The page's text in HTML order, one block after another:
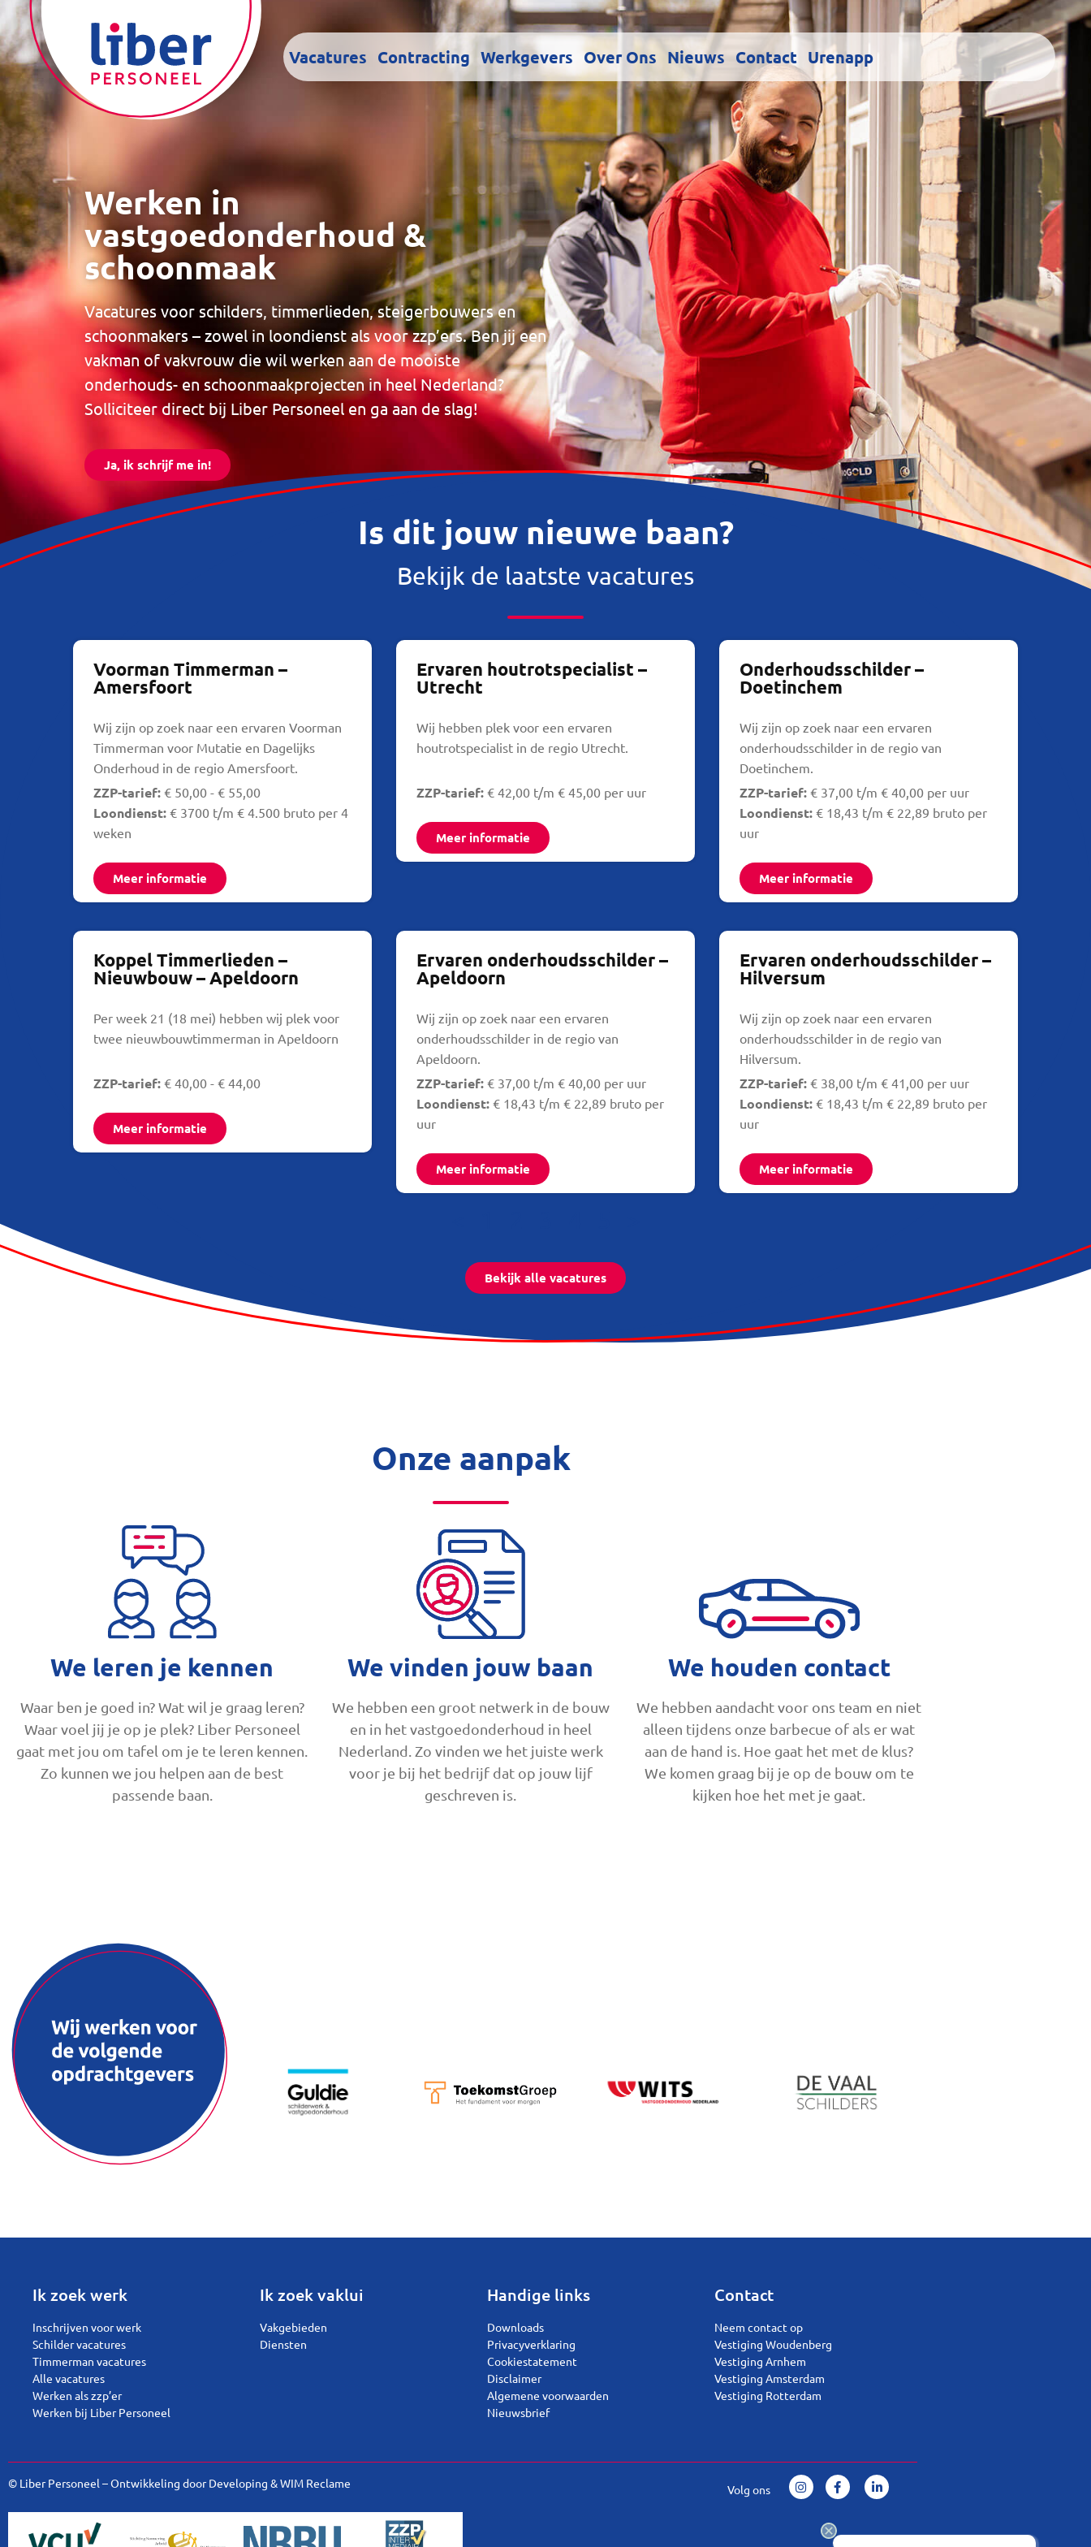
Vacatures Contracting Werkgevers Over Ons Nieuws Contact Urenapp
Werken in
vastgoedonderhoud &
schoonmaak
Vacatures voor schilders, timmerlieden, steigerbouwers en
schoonmakers – zowel in loondienst als voor zzp’ers. Ben jij een
vakman of vakvrouw die wil werken aan de mooiste
onderhouds- en schoonmaakprojecten in heel Nederland?
Solliciteer direct bij Liber Personeel en ga aan de slag!
Ja, ik schrijf me in!
Is dit jouw nieuwe baan?
Bekijk de laatste vacatures
Voorman Timmerman –
Amersfoort
Wij zijn op zoek naar een ervaren Voorman
Timmerman voor Mutatie en Dagelijks
Onderhoud in de regio Amersfoort.
ZZP-tarief: € 50,00 - € 55,00
Loondienst: € 3700 t/m € 4.500 bruto per 4
weken
Meer informatie
Ervaren houtrotspecialist –
Utrecht
Wij hebben plek voor een ervaren
houtrotspecialist in de regio Utrecht.
ZZP-tarief: € 42,00 t/m € 45,00 per uur
Meer informatie
Onderhoudsschilder –
Doetinchem
Wij zijn op zoek naar een ervaren
onderhoudsschilder in de regio van
Doetinchem.
ZZP-tarief: € 37,00 t/m € 40,00 per uur
Loondienst: € 18,43 t/m € 22,89 bruto per
uur
Meer informatie
Koppel Timmerlieden –
Nieuwbouw – Apeldoorn
Per week 21 (18 mei) hebben wij plek voor
twee nieuwbouwtimmerman in Apeldoorn
ZZP-tarief: € 40,00 - € 44,00
Meer informatie
Ervaren onderhoudsschilder –
Apeldoorn
Wij zijn op zoek naar een ervaren
onderhoudsschilder in de regio van
Apeldoorn.
ZZP-tarief: € 37,00 t/m € 40,00 per uur
Loondienst: € 18,43 t/m € 22,89 bruto per
uur
Meer informatie
Ervaren onderhoudsschilder –
Hilversum
Wij zijn op zoek naar een ervaren
onderhoudsschilder in de regio van
Hilversum.
ZZP-tarief: € 38,00 t/m € 41,00 per uur
Loondienst: € 18,43 t/m € 22,89 bruto per
uur
Meer informatie
Bekijk alle vacatures
Onze aanpak
We leren je kennen
Waar ben je goed in? Wat wil je graag leren?
Waar voel jij je op je plek? Liber Personeel
gaat met jou om tafel om je te leren kennen.
Zo kunnen we jou helpen aan de best
passende baan.
We vinden jouw baan
We hebben een groot netwerk in de bouw
en in het vastgoedonderhoud in heel
Nederland. Zo vinden we het juiste werk
voor je bij het bedrijf dat op jouw lijf
geschreven is.
We houden contact
We hebben aandacht voor ons team en niet
alleen tijdens onze barbecue of als er wat
aan de hand is. Hoe gaat het met de klus?
We komen graag bij je op de bouw om te
kijken hoe het met je gaat.
Ik zoek werk
Inschrijven voor werk
Schilder vacatures
Timmerman vacatures
Alle vacatures
Werken als zzp’er
Werken bij Liber Personeel
Ik zoek vaklui
Vakgebieden
Diensten
Handige links
Downloads
Privacyverklaring
Cookiestatement
Disclaimer
Algemene voorwaarden
Nieuwsbrief
Contact
Neem contact op
Vestiging Woudenberg
Vestiging Arnhem
Vestiging Amsterdam
Vestiging Rotterdam
© Liber Personeel – Ontwikkeling doorDeveloping &WIM Reclame Volg ons